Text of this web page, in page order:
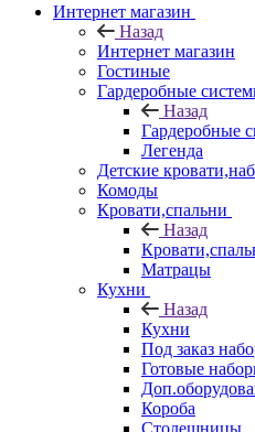
Интернет магазин
Назад
Интернет магазин
Гостиные
Гардеробные
Назад
Гардеробные
Легенда
Детские
Комоды
Кровати,спальни
Назад
Матрацы
Кухни
Назад
Кухни
Под заказ
Готовые
Короба
Столешницы